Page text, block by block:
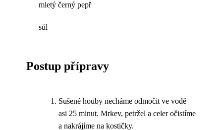
mletý černý pepř
sůl
Postup přípravy
Sušené houby necháme odmočit ve vodě
asi 25 minut. Mrkev, petržel a celer očistíme
a nakrájíme na kostičky.